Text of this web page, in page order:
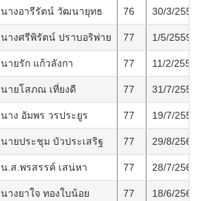
นางอารีรัตน์ วัฒนายุทธ 76 30/3/2559
นางศรีพิรัตน์ ปราบอริพ่าย 77 1/5/2559
นายรัก แก้วลังกา 77 11/2/2558
นายโสภณ เที่ยงดี 77 31/7/2559
นาง อัมพร วรประยูร 77 19/7/2551
นายประชุม บัวประเสริฐ 77 29/8/2566
น.ส.พรสรรค์ เสน่หา 77 28/7/2566
นางยาใจ ทองใบน้อย 77 18/6/2566